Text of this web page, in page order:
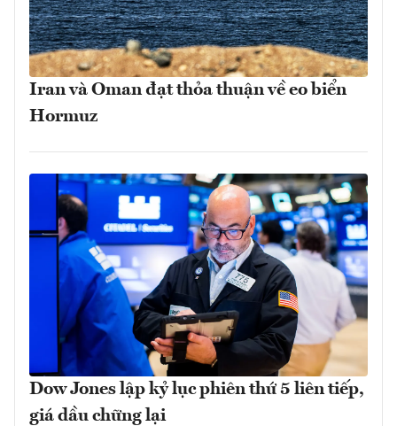
Iran và Oman đạt thỏa thuận về eo biển
Hormuz
Dow Jones lập kỷ lục phiên thứ 5 liên tiếp,
giá dầu chững lại